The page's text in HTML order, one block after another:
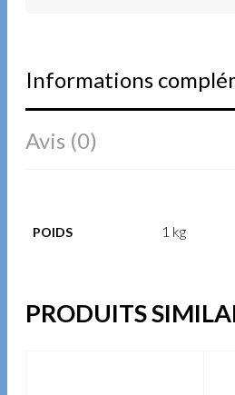
Informations
Avis (0)
POIDS 1 kg
PRODUITS